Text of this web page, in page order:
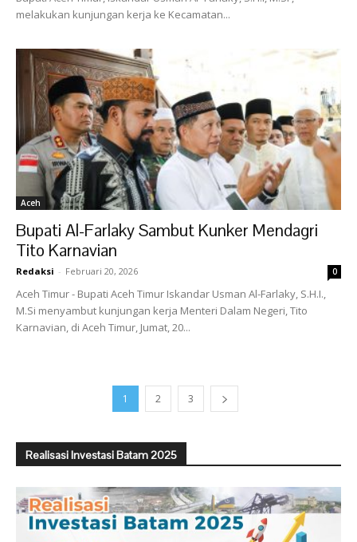
melakukan kunjungan kerja ke Kecamatan...
Aceh
Bupati Al-Farlaky Sambut Kunker Mendagri
Tito Karnavian
Redaksi - Februari 20, 2026 0
Aceh Timur - Bupati Aceh Timur Iskandar Usman Al-Farlaky, S.H.I.,
M.Si menyambut kunjungan kerja Menteri Dalam Negeri, Tito
Karnavian, di Aceh Timur, Jumat, 20...
1 2 3
Realisasi Investasi Batam 2025